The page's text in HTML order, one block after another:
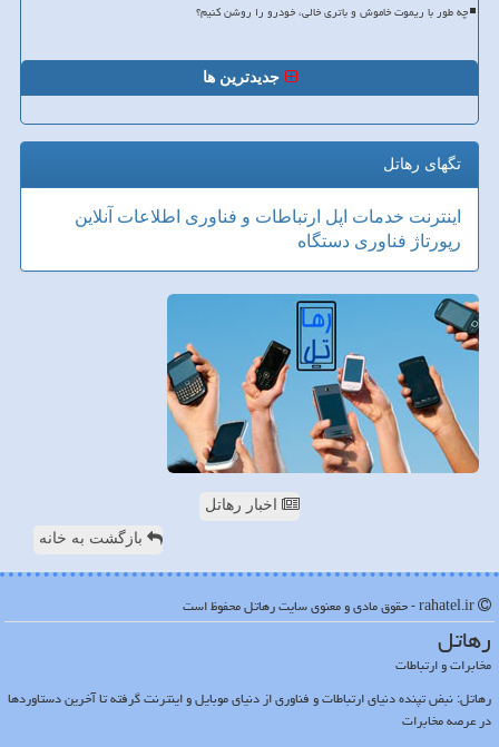
چه طور با ریموت خاموش و باتری خالی، خودرو را روشن کنیم؟
جدیدترین ها
تگهای رهاتل
اینترنت خدمات اپل ارتباطات و فناوری اطلاعات آنلاین
رپورتاژ فناوری دستگاه
اخبار رهاتل
بازگشت به خانه
رهاتل
مخابرات و ارتباطات
رهاتل: نبض تپنده دنیای ارتباطات و فناوری از دنیای موبایل و اینترنت گرفته تا آخرین دستاوردها
در عرصه مخابرات